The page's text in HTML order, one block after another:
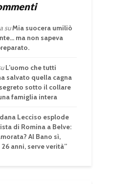
suMia suocera umiliò
ma non sapeva
L’uomo che tutti
salvato quella cagna
sotto il collare
famiglia intera
Lecciso esplode
di Romina a Belve:
Al Bano sì,
anni, serve verità”